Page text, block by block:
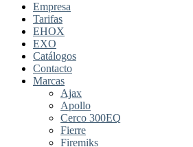
Empresa
Tarifas
EHOX
EXO
Catálogos
Contacto
Marcas
Ajax
Apollo
Cerco 300EQ
Fierre
Firemiks